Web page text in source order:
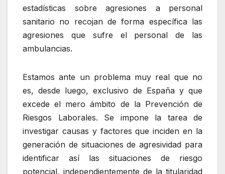
estadísticas sobre agresiones a personal
sanitario no recojan de forma específica las
agresiones que sufre el personal de las
ambulancias.
Estamos ante un problema muy real que no
es, desde luego, exclusivo de España y que
excede el mero ámbito de la Prevención de
Riesgos Laborales. Se impone la tarea de
investigar causas y factores que inciden en la
generación de situaciones de agresividad para
identificar así las situaciones de riesgo
potencial, independientemente de la titularidad